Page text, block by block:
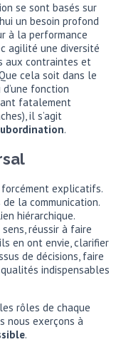
se sont basés sur
un besoin profond
à la performance
agilité une diversité
aux contraintes et
cela soit dans le
fonction
fatalement
il s’agit
.
forcément explicatifs.
de la communication.
hiérarchique.
réussir à faire
en ont envie, clarifier
de décisions, faire
indispensables
rôles de chaque
nous exerçons à
.